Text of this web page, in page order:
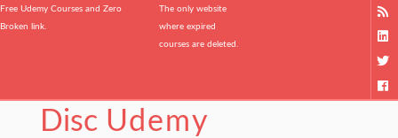
Free Udemy Courses and Zero
Broken link.
The only website
where expired
courses are deleted.
Disc Udemy